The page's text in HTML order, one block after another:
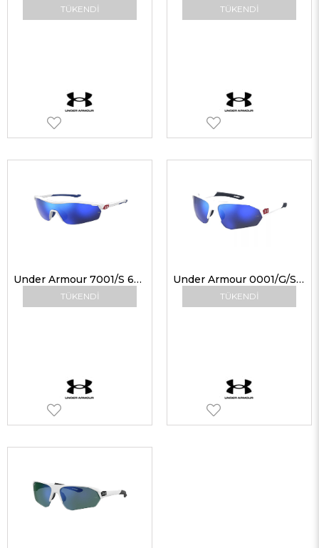
TÜKENDI TÜKENDI
TÜKENDI
Under Armour 7001/S 6HTW1 99 G Çocuk Güneş Gözlükleri
TÜKENDI
Under Armour 0001/G/S 6HTW1 66 G Erkek Güneş Gözlükleri